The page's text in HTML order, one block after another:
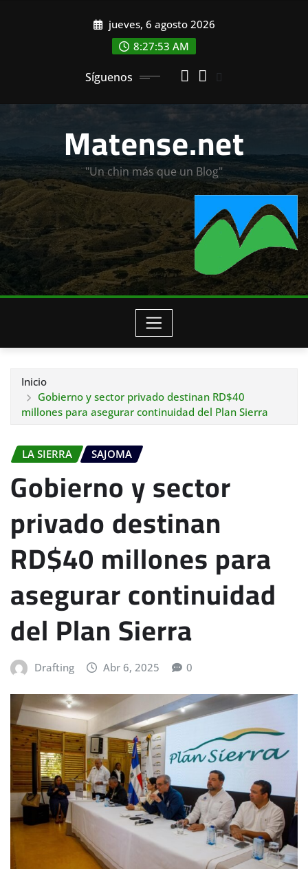
jueves, 6 agosto 2026
8:27:55 AM
Síguenos
Matense.net
"Un chin más que un Blog"
Inicio
Gobierno y sector privado destinan RD$40
millones para asegurar continuidad del Plan Sierra
LA SIERRA SAJOMA
Gobierno y sector
privado destinan
RD$40 millones para
asegurar continuidad
del Plan Sierra
Drafting Abr 6, 2025 0